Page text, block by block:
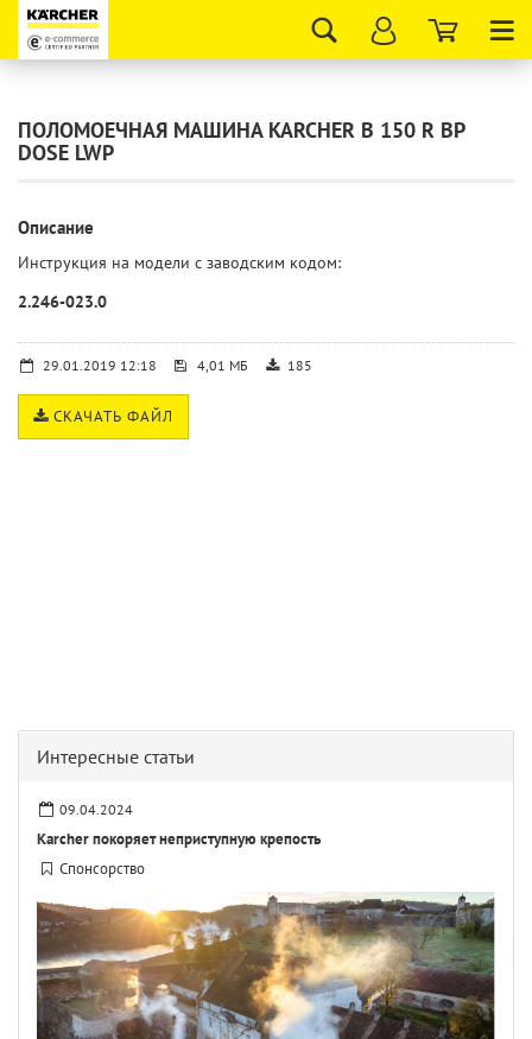
ПОЛОМОЕЧНАЯ МАШИНА KARCHER B 150 R BP
DOSE LWP
Описание
Инструкция на модели с заводским кодом:
2.246-023.0
29.01.2019 12:18 4,01 МБ 185
СКАЧАТЬ ФАЙЛ
Интересные статьи
09.04.2024
Karcher покоряет неприступную крепость
Спонсорство